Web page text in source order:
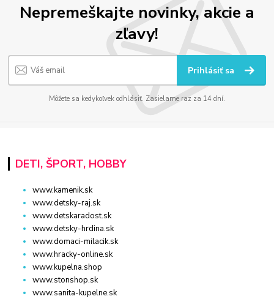
Nepremeškajte novinky, akcie a
zľavy!
Prihlásiť sa
Môžete sa kedykoľvek odhlásiť. Zasielame raz za 14 dní.
DETI, ŠPORT, HOBBY
www.kamenik.sk
www.detsky-raj.sk
www.detskaradost.sk
www.detsky-hrdina.sk
www.domaci-milacik.sk
www.hracky-online.sk
www.kupelna.shop
www.stonshop.sk
www.sanita-kupelne.sk